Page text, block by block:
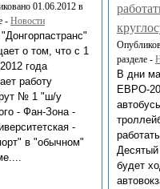
01.06.2012 в
- Новости
о том, что с 1
года
работу
№ 1 "ш/у
- Фан-Зона -
-
в "обычном"
разделе -
В дни
ЕВРО-
Десятый
будет